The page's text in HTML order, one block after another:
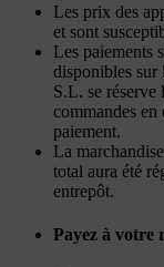
Les prix des
et sont
Les paiements
disponibles
S.L. se réserve
commandes en
paiement.
La
total aura été
entrepôt.
Payez à votre